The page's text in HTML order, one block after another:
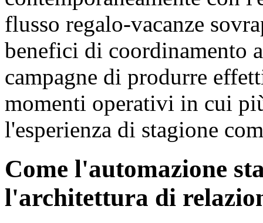
flusso regalo-vacanze
benefici di coordinamento
campagne di produrre
momenti operativi in cui
l'esperienza di stagione
Come l'automazione
l'architettura di